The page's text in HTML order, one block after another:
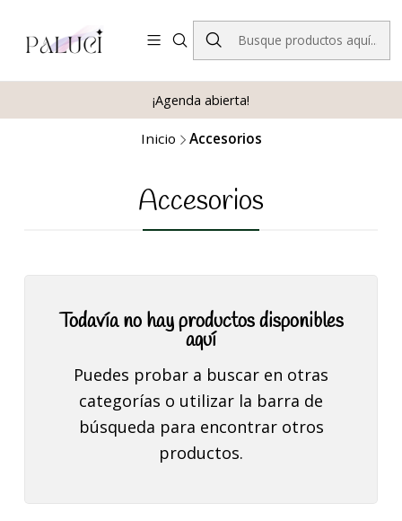
¡Agenda abierta!
Inicio Accesorios
Accesorios
Todavía no hay productos disponibles
aquí
Puedes probar a buscar en otras
categorías o utilizar la barra de
búsqueda para encontrar otros
productos.